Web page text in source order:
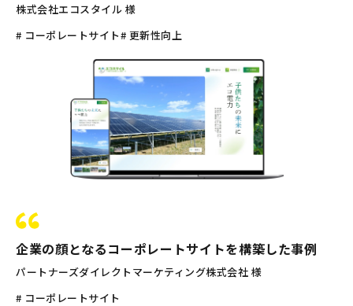
株式会社エコスタイル 様
# コーポレートサイト# 更新性向上
企業の顔となるコーポレートサイトを構築した事例
パートナーズダイレクトマーケティング株式会社 様
# コーポレートサイト